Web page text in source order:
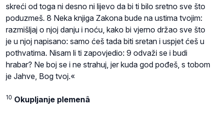
skreći od toga ni desno ni lijevo da bi ti bilo sretno sve što
poduzmeš. 8 Neka knjiga Zakona bude na ustima tvojim:
razmišljaj o njoj danju i noću, kako bi vjerno držao sve što
je u njoj napisano: samo ćeš tada biti sretan i uspjet ćeš u
pothvatima. Nisam li ti zapovjedio: 9 odvaži se i budi
hrabar? Ne boj se i ne strahuj, jer kuda god pođeš, s tobom
je Jahve, Bog tvoj.«
10 Okupljanje plemenâ